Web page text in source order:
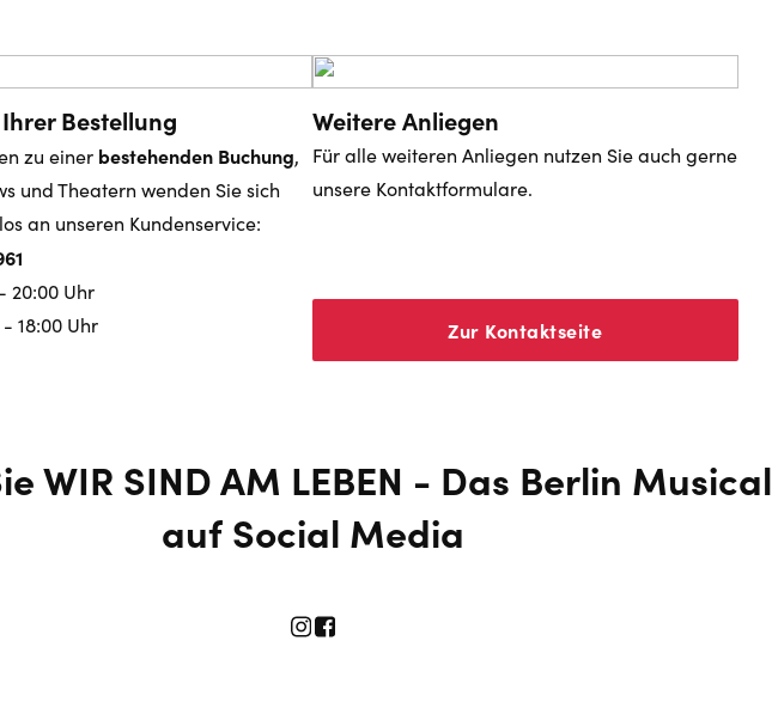
Bestellung
zu einer bestehenden Buchung,
und Theatern wenden Sie sich
an unseren Kundenservice:
20:00 Uhr
- 18:00 Uhr
Weitere Anliegen
Für alle weiteren Anliegen nutzen Sie auch gerne
unsere Kontaktformulare.
Zur Kontaktseite
WIR SIND AM LEBEN - Das Berlin Musical
auf Social Media